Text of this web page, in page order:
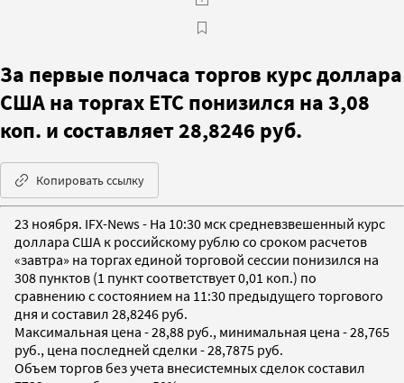
За первые полчаса торгов курс доллара
США на торгах ЕТС понизился на 3,08
коп. и составляет 28,8246 руб.
Копировать ссылку
23 ноября. IFX-News - На 10:30 мск средневзвешенный курс
доллара США к российскому рублю со сроком расчетов
«завтра» на торгах единой торговой сессии понизился на
308 пунктов (1 пункт соответствует 0,01 коп.) по
сравнению с состоянием на 11:30 предыдущего торгового
дня и составил 28,8246 руб.
Максимальная цена - 28,88 руб., минимальная цена - 28,765
руб., цена последней сделки - 28,7875 руб.
Объем торгов без учета внесистемных сделок составил